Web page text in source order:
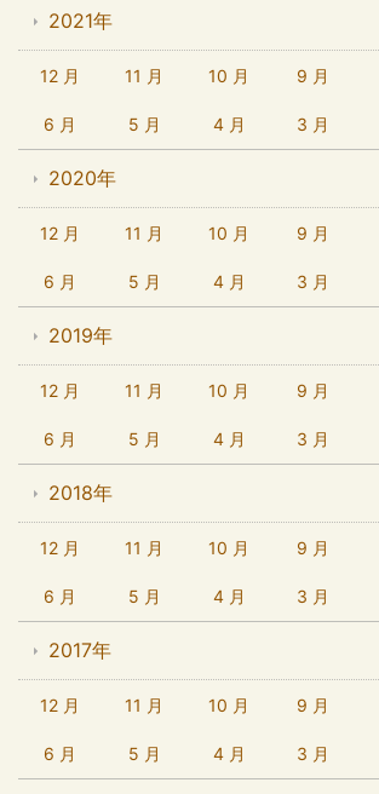
2021年
12 月 11 月 10 月 9 月
6 月 5 月 4 月 3 月
2020年
12 月 11 月 10 月 9 月
6 月 5 月 4 月 3 月
2019年
12 月 11 月 10 月 9 月
6 月 5 月 4 月 3 月
2018年
12 月 11 月 10 月 9 月
6 月 5 月 4 月 3 月
2017年
12 月 11 月 10 月 9 月
6 月 5 月 4 月 3 月